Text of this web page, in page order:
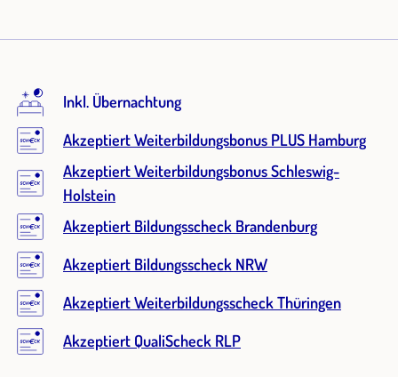
Inkl. Übernachtung
Akzeptiert Weiterbildungsbonus PLUS Hamburg
Akzeptiert Weiterbildungsbonus Schleswig-
Holstein
Akzeptiert Bildungsscheck Brandenburg
Akzeptiert Bildungsscheck NRW
Akzeptiert Weiterbildungsscheck Thüringen
Akzeptiert QualiScheck RLP